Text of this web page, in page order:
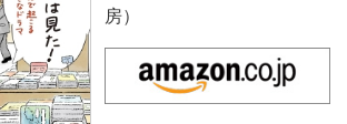
房）